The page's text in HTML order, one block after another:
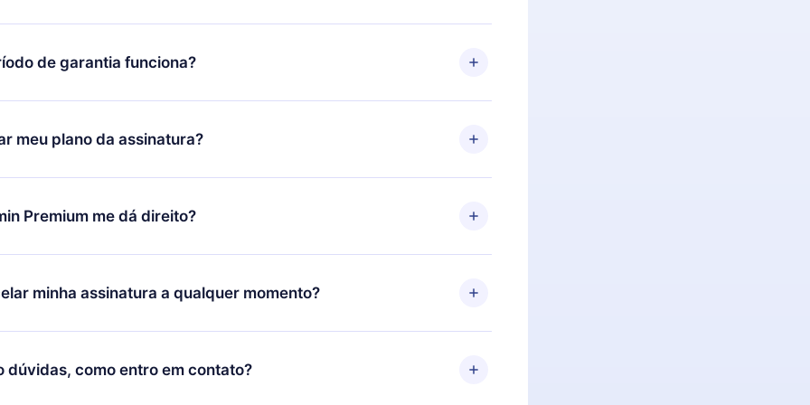
de garantia funciona?
nosso aplicativo e começar a aproveitar nossa biblioteca. Se por algum
satisfeito com nossa plataforma, basta entrar em contato com nossa
(contato@12min.com) em até 7 dias após a compra e solicitar o
meu plano da assinatura?
só se aplicará a partir do próximo período de cobrança. Por
decidiu mudar sua assinatura mensal para anual, após confirmar a
o plano anual, o novo plano só será aplicado e cobrado após o aniversário
Premium me dá direito?
é um plano que te garante acesso a toda nossa biblioteca de 2500+
em 3 línguas (Inglês, espanhol e português) que você pode ler ou
momento através do nosso aplicativo disponível para iOS, Android e
minha assinatura a qualquer momento?
por não renovar sua assinatura do 12min, você pode cancelar a
e o próximo ciclo de cobrança não ocorrerá.
dúvidas, como entro em contato?